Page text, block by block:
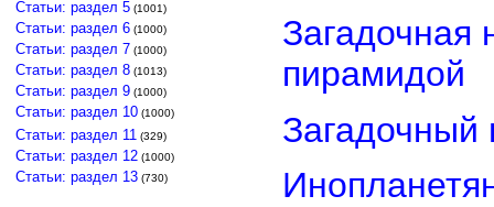
Статьи: раздел 5 (1001)
Статьи: раздел 6 (1000)
Статьи: раздел 7 (1000)
Статьи: раздел 8 (1013)
Статьи: раздел 9 (1000)
Статьи: раздел 10 (1000)
Статьи: раздел 11 (329)
Статьи: раздел 12 (1000)
Статьи: раздел 13 (730)
Загадочная
пирамидой